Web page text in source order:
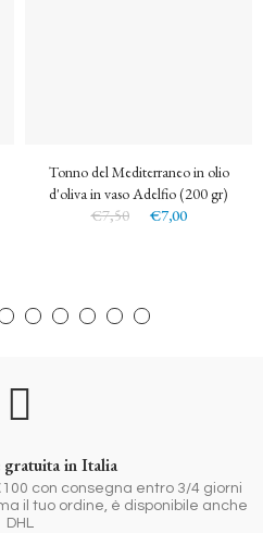
Tonno del Mediterraneo in olio
d'oliva in vaso Adelfio (200 gr)
€7,50
€7,00
gratuita in Italia
con consegna entro 3/4 giorni
il tuo ordine, è disponibile anche
DHL